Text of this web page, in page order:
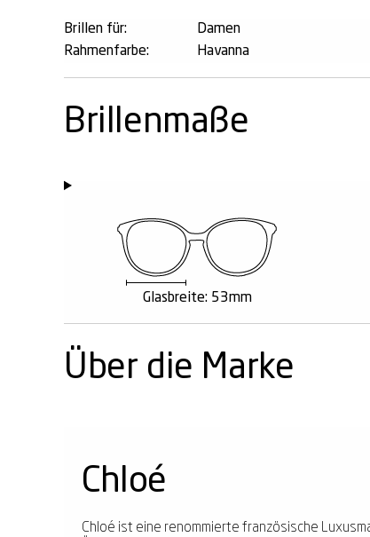
Brillen für:
Damen
Rahmenfarbe:
Havanna
Brillenmaße
Glasbreite: 53mm
Über die Marke
Chloé
Chloé ist eine renommierte französische